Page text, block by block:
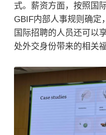
式。薪资方面，按照国
GBIF内部人事规则确定
国际招聘的人员还可以
处外交身份带来的相关福